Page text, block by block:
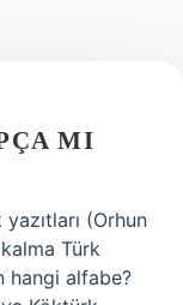
MI
(Orhun
Türk
hangi alfabe?